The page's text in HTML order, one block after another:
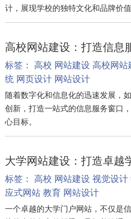
计，展现学校的独特文化和品牌价值
高校网站建设：打造信息
标签： 高校 网站建设 高校网站
统 网页设计 网站设计
随着数字化和信息化的迅速发展，
创新，打造一站式的信息服务窗口
心目标。
大学网站建设：打造卓越
标签： 高校 网站建设 视觉设计
应式网站 教育 网站设计
一个卓越的大学门户网站，不仅是